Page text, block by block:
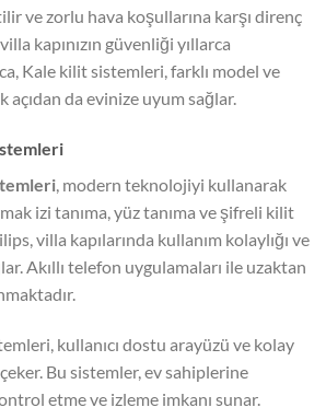
ve zorlu hava koşullarına karşı direnç
kapınızın güvenliği yıllarca
Kale kilit sistemleri, farklı model ve
açıdan da evinize uyum sağlar.
, modern teknolojiyi kullanarak
izi tanıma, yüz tanıma ve şifreli kilit
villa kapılarında kullanım kolaylığı ve
Akıllı telefon uygulamaları ile uzaktan
kullanıcı dostu arayüzü ve kolay
Bu sistemler, ev sahiplerine
etme ve izleme imkanı sunar.